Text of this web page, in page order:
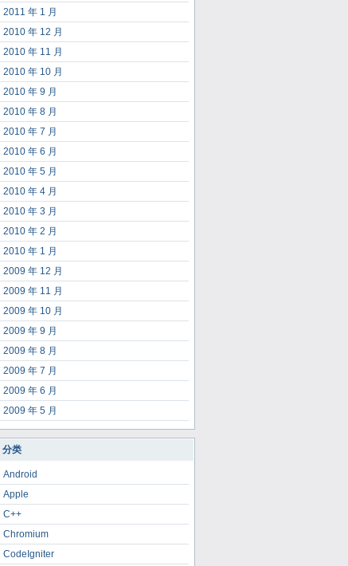
2011 年 1 月
2010 年 12 月
2010 年 11 月
2010 年 10 月
2010 年 9 月
2010 年 8 月
2010 年 7 月
2010 年 6 月
2010 年 5 月
2010 年 4 月
2010 年 3 月
2010 年 2 月
2010 年 1 月
2009 年 12 月
2009 年 11 月
2009 年 10 月
2009 年 9 月
2009 年 8 月
2009 年 7 月
2009 年 6 月
2009 年 5 月
分类
Android
Apple
C++
Chromium
CodeIgniter